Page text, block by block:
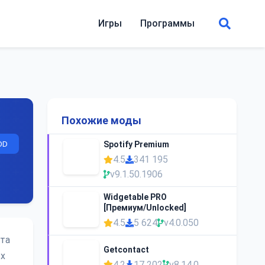
Игры Программы
Похожие моды
Spotify Premium
4.5
341 195
v9.1.50.1906
Widgetable PRO
[Премиум/Unlocked]
4.5 5 624 v4.0.050
Getcontact